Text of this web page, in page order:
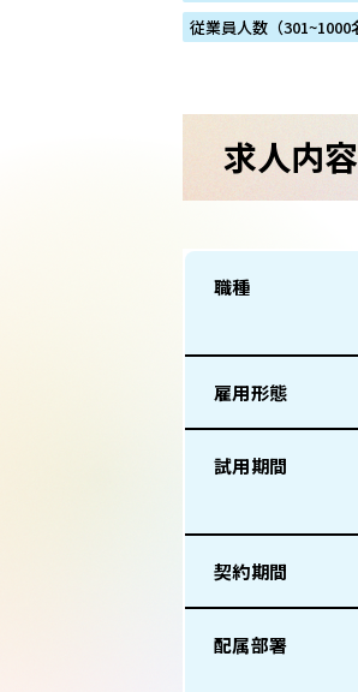
従業員人数（301~1000
求人内容
職種
雇用形態
試用期間
契約期間
配属部署